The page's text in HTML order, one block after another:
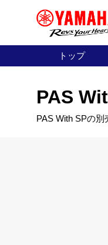
トップ
PAS
PAS With SPの別